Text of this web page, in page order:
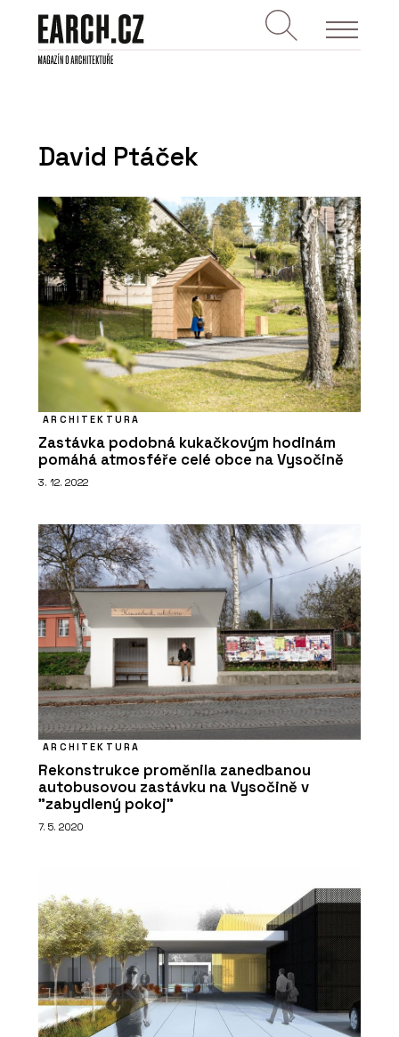
David Ptáček
ARCHITEKTURA
Zastávka podobná kukačkovým hodinám
pomáhá atmosféře celé obce na Vysočině
3. 12. 2022
ARCHITEKTURA
Rekonstrukce proměnila zanedbanou
autobusovou zastávku na Vysočině v
"zabydlený pokoj"
7. 5. 2020